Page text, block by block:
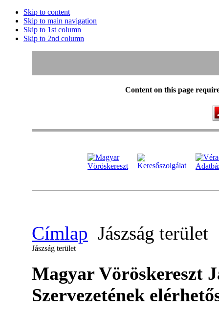
Skip to content
Skip to main navigation
Skip to 1st column
Skip to 2nd column
Content on this page
Címlap Jászság terület
Jászság terület
Magyar Vöröskereszt
Szervezetének